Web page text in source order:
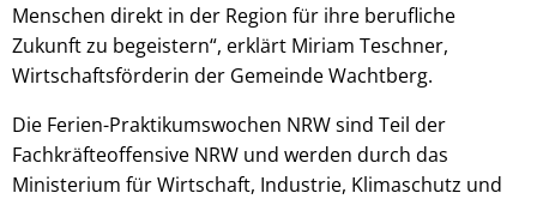
Menschen direkt in der Region für ihre berufliche
Zukunft zu begeistern“, erklärt Miriam Teschner,
Wirtschaftsförderin der Gemeinde Wachtberg.
Die Ferien-Praktikumswochen NRW sind Teil der
Fachkräfteoffensive NRW und werden durch das
Ministerium für Wirtschaft, Industrie, Klimaschutz und